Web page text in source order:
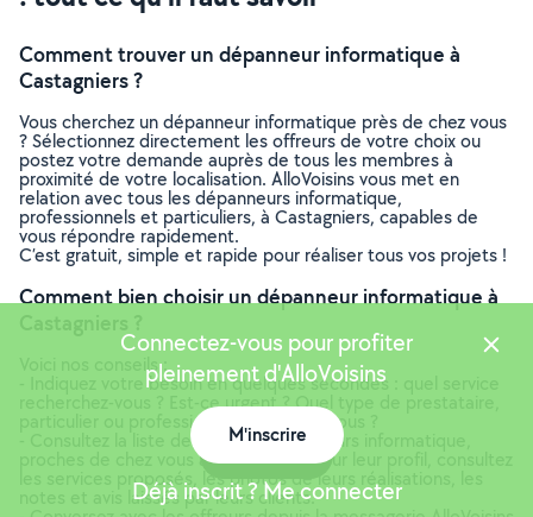
Comment trouver un dépanneur informatique à
Castagniers ?
Vous cherchez un dépanneur informatique près de chez vous
? Sélectionnez directement les offreurs de votre choix ou
postez votre demande auprès de tous les membres à
proximité de votre localisation. AlloVoisins vous met en
relation avec tous les dépanneurs informatique,
professionnels et particuliers, à Castagniers, capables de
vous répondre rapidement.
C’est gratuit, simple et rapide pour réaliser tous vos projets !
Comment bien choisir un dépanneur informatique à
Voici nos conseils :
- Indiquez votre besoin en quelques secondes : quel service
recherchez-vous ? Est-ce urgent ? Quel type de prestataire,
particulier ou professionnel, souhaitez-vous ?
- Consultez la liste de tous les dépanneurs informatique,
proches de chez vous à Castagniers ! Sur leur profil, consultez
les services proposés, les photos de leurs réalisations, les
notes et avis laissés par leurs clients.
Connectez-vous pour profiter
pleinement d'AlloVoisins
M'inscrire
Déjà inscrit ? Me connecter